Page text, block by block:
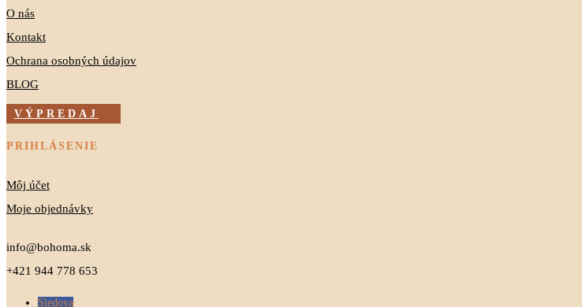
O nás
Kontakt
Ochrana osobných údajov
BLOG
VÝPREDAJ
PRIHLÁSENIE
Môj účet
Moje objednávky
info@bohoma.sk
+421 944 778 653
Sledova